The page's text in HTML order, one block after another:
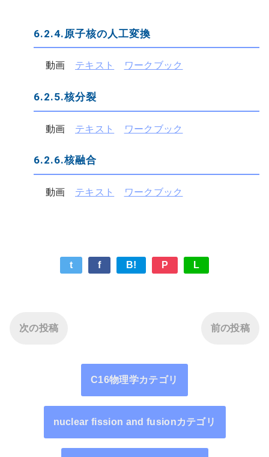
6.2.4.原子核の人工変換
動画 テキスト ワークブック
6.2.5.核分裂
動画 テキスト ワークブック
6.2.6.核融合
動画 テキスト ワークブック
t f B! P L
次の投稿 前の投稿
C16物理学カテゴリ
nuclear fission and fusionカテゴリ